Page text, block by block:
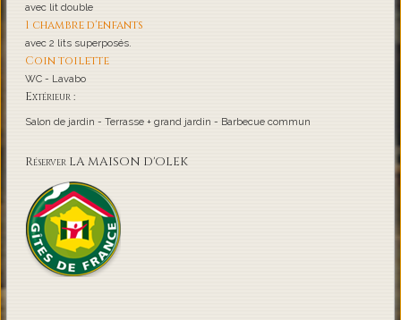
avec lit double
1 chambre d'enfants
avec 2 lits superposés.
Coin toilette
WC - Lavabo
Extérieur :
Salon de jardin - Terrasse + grand jardin - Barbecue commun
Réserver LA MAISON D'OLEK